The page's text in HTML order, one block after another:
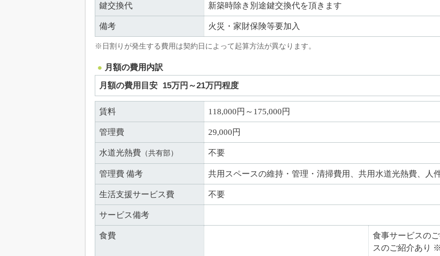
鍵交換代 新築時除き別途鍵交換代を頂きます
備考 火災・家財保険等要加入
※日割りが発生する費用は契約日によって起算方法が異なります。
月額の費用内訳
月額の費用目安 15万円～21万円程度
賃料 118,000円～175,000円
管理費 29,000円
水道光熱費 （共有部） 不要
管理費 備考 共用スペースの維持・管理・清掃費用、共用水道光熱費、人
生活支援サービス費 不要
サービス備考
食費
食事サービスの
スのご紹介あり